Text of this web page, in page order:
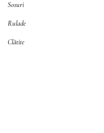
Sosuri
Rulade
Clătite